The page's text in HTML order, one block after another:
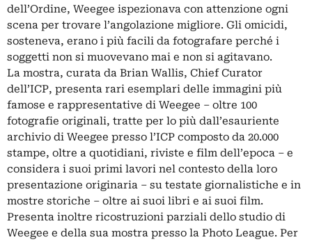
dell’Ordine, Weegee ispezionava con attenzione ogni
scena per trovare l’angolazione migliore. Gli omicidi,
sosteneva, erano i più facili da fotografare perché i
soggetti non si muovevano mai e non si agitavano.
La mostra, curata da Brian Wallis, Chief Curator
dell’ICP, presenta rari esemplari delle immagini più
famose e rappresentative di Weegee – oltre 100
fotografie originali, tratte per lo più dall’esauriente
archivio di Weegee presso l’ICP composto da 20.000
stampe, oltre a quotidiani, riviste e film dell’epoca – e
considera i suoi primi lavori nel contesto della loro
presentazione originaria – su testate giornalistiche e in
mostre storiche – oltre ai suoi libri e ai suoi film.
Presenta inoltre ricostruzioni parziali dello studio di
Weegee e della sua mostra presso la Photo League. Per